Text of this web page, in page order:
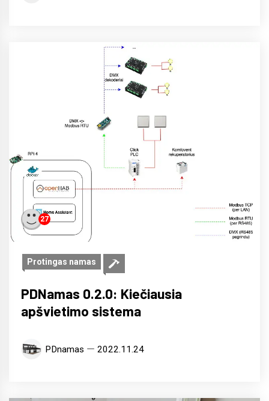
27
Protingas namas
PDNamas 0.2.0: Kiečiausia
apšvietimo sistema
PDnamas 2022.11.24